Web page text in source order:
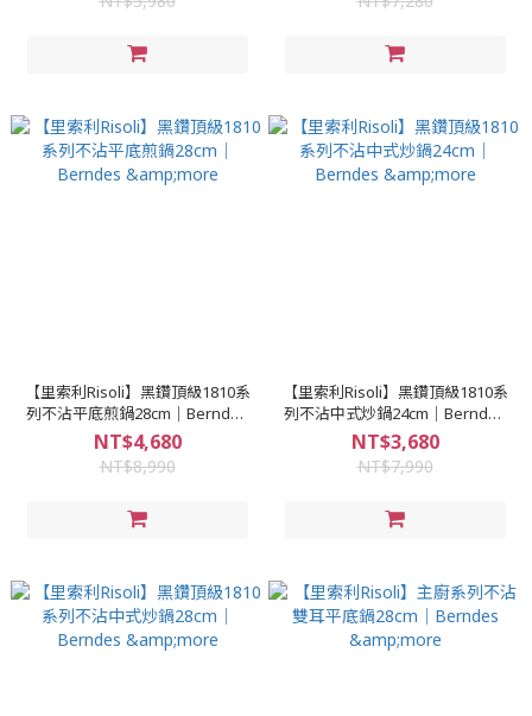
【里索利Risoli】黑鑽頂級1810系
列不沾平底煎鍋28cm｜Berndes
&more
NT$4,680
NT$8,990
【里索利Risoli】黑鑽頂級1810系
列不沾中式炒鍋24cm｜Berndes
&more
NT$3,680
NT$7,990